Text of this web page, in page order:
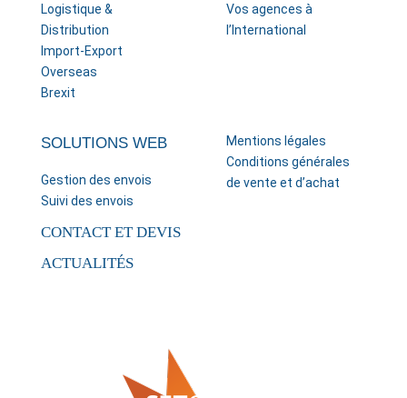
Logistique &
Distribution
Import-Export
Overseas
Brexit
Vos agences à
l’International
SOLUTIONS WEB
Gestion des envois
Suivi des envois
CONTACT ET DEVIS
ACTUALITÉS
Mentions légales
Conditions générales
de vente et d’achat